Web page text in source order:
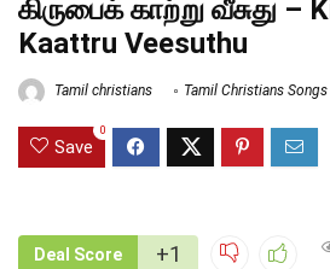
கிருபைக் காற்று வீசுது –
Kaattru Veesuthu
Tamil christians Tamil Christians Songs
Save
0
Deal Score +1